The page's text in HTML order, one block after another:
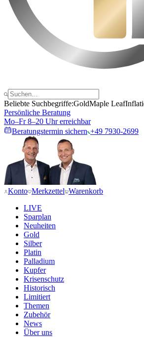
Beliebte Suchbegriffe:GoldMaple Leaf
Persönliche Beratung
Mo–Fr 8–20 Uhr erreichbar
Beratungstermin sichern +49 7930-2699
Konto Merkzettel Warenkorb
LIVE
Sparplan
Neuheiten
Gold
Silber
Platin
Palladium
Kupfer
Krisenschutz
Historisch
Limitiert
Themen
Zubehör
News
Über uns